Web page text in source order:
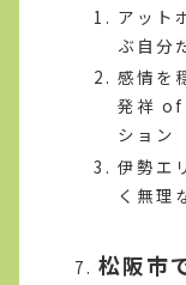
アット
ぶ自分
感情を
発祥 of
ション
伊勢エ
く無理
松阪市